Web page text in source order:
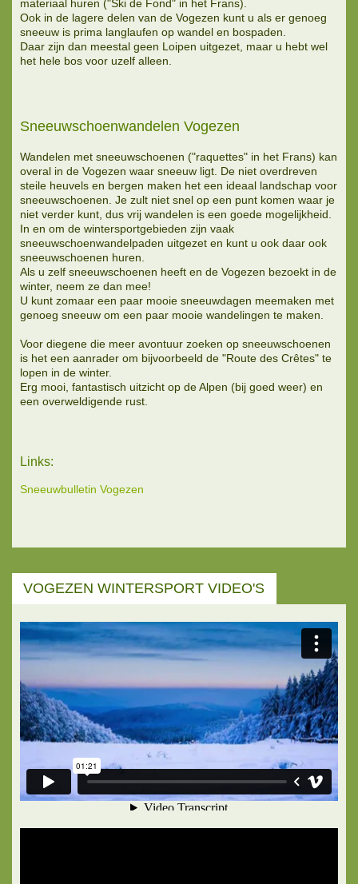
materiaal huren ("Ski de Fond" in het Frans).
Ook in de lagere delen van de Vogezen kunt u als er genoeg
sneeuw is prima langlaufen op wandel en bospaden.
Daar zijn dan meestal geen Loipen uitgezet, maar u hebt wel
het hele bos voor uzelf alleen.
Sneeuwschoenwandelen Vogezen
Wandelen met sneeuwschoenen ("raquettes" in het Frans) kan
overal in de Vogezen waar sneeuw ligt. De niet overdreven
steile heuvels en bergen maken het een ideaal landschap voor
sneeuwschoenen. Je zult niet snel op een punt komen waar je
niet verder kunt, dus vrij wandelen is een goede mogelijkheid.
In en om de wintersportgebieden zijn vaak
sneeuwschoenwandelpaden uitgezet en kunt u ook daar ook
sneeuwschoenen huren.
Als u zelf sneeuwschoenen heeft en de Vogezen bezoekt in de
winter, neem ze dan mee!
U kunt zomaar een paar mooie sneeuwdagen meemaken met
genoeg sneeuw om een paar mooie wandelingen te maken.
Voor diegene die meer avontuur zoeken op sneeuwschoenen
is het een aanrader om bijvoorbeeld de "Route des Crêtes" te
lopen in de winter.
Erg mooi, fantastisch uitzicht op de Alpen (bij goed weer) en
een overweldigende rust.
Links:
Sneeuwbulletin Vogezen
VOGEZEN WINTERSPORT VIDEO'S